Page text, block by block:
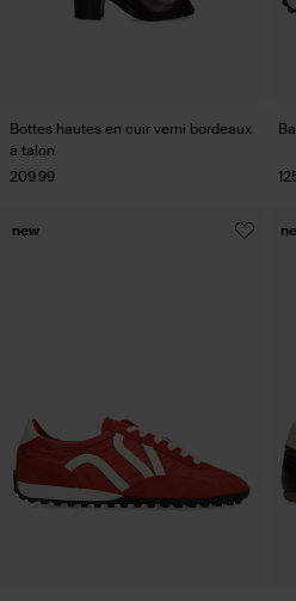
Bottes hautes en cuir verni bordeaux
à talon
209.99
new